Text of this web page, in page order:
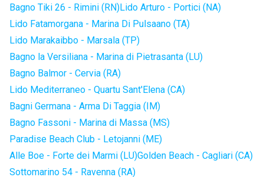
Bagno Tiki 26 - Rimini (RN)Lido Arturo - Portici (NA)
Lido Fatamorgana - Marina Di Pulsaano (TA)
Lido Marakaibbo - Marsala (TP)
Bagno la Versiliana - Marina di Pietrasanta (LU)
Bagno Balmor - Cervia (RA)
Lido Mediterraneo - Quartu Sant'Elena (CA)
Bagni Germana - Arma Di Taggia (IM)
Bagno Fassoni - Marina di Massa (MS)
Paradise Beach Club - Letojanni (ME)
Alle Boe - Forte dei Marmi (LU)Golden Beach - Cagliari (CA)
Sottomarino 54 - Ravenna (RA)